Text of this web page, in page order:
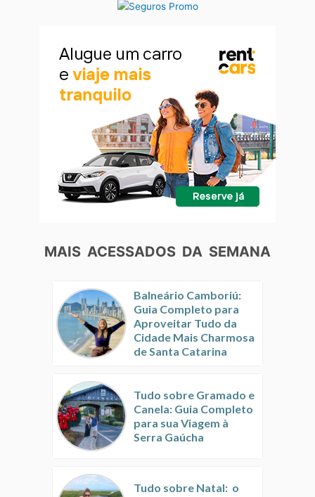
MAIS ACESSADOS DA SEMANA
Balneário Camboriú:
Guia Completo para
Aproveitar Tudo da
Cidade Mais Charmosa
de Santa Catarina
Tudo sobre Gramado e
Canela: Guia Completo
para sua Viagem à
Serra Gaúcha
Tudo sobre Natal: o